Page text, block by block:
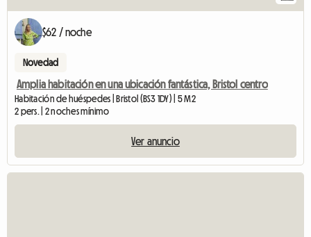
$62 / noche
Novedad
Amplia habitación en una ubicación fantástica, Bristol centro
Habitación de huéspedes | Bristol (BS3 1DY) | 5 M2
2 pers. | 2 noches mínimo
Ver anuncio